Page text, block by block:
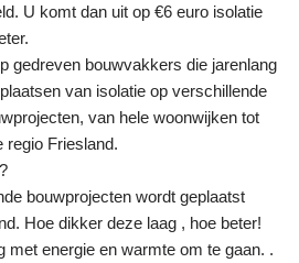
U komt dan uit op €6 euro isolatie
gedreven bouwvakkers die jarenlang
van isolatie op verschillende
van hele woonwijken tot
regio Friesland.
bouwprojecten wordt geplaatst
Hoe dikker deze laag , hoe beter!
met energie en warmte om te gaan. .